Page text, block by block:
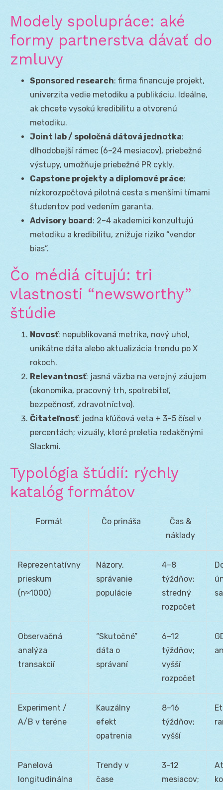
Modely spolupráce: aké
formy partnerstva dávať do
zmluvy
Sponsored research: firma financuje projekt,
univerzita vedie metodiku a publikáciu. Ideálne,
ak chcete vysokú kredibilitu a otvorenú
metodiku.
Joint lab / spoločná dátová jednotka:
dlhodobejší rámec (6–24 mesiacov), priebežné
výstupy, umožňuje priebežné PR cykly.
Capstone projekty a diplomové práce:
nízkorozpočtová pilotná cesta s menšími tímami
študentov pod vedením garanta.
Advisory board: 2–4 akademici konzultujú
metodiku a kredibilitu, znižuje riziko “vendor
bias”.
Čo médiá citujú: tri
vlastnosti “newsworthy”
štúdie
Novosť: nepublikovaná metrika, nový uhol,
unikátne dáta alebo aktualizácia trendu po X
rokoch.
Relevantnosť: jasná väzba na verejný záujem
(ekonomika, pracovný trh, spotrebiteľ,
bezpečnosť, zdravotníctvo).
Čitateľnosť: jedna kľúčová veta + 3–5 čísel v
percentách; vizuály, ktoré preletia redakčnými
Slackmi.
Typológia štúdií: rýchly
katalóg formátov
Formát Čo prináša
Čas &
náklady
Reprezentatívny
prieskum
(n≈1000)
Názory,
správanie
populácie
4–8
týždňov;
stredný
rozpočet
Observačná
analýza
transakcií
“Skutočné”
dáta o
správaní
6–12
týždňov;
vyšší
rozpočet
Experiment /
A/B v teréne
Kauzálny
efekt
opatrenia
8–16
týždňov;
vyšší
Panelová
longitudinálna
Trendy v
čase
3–12
mesiacov;